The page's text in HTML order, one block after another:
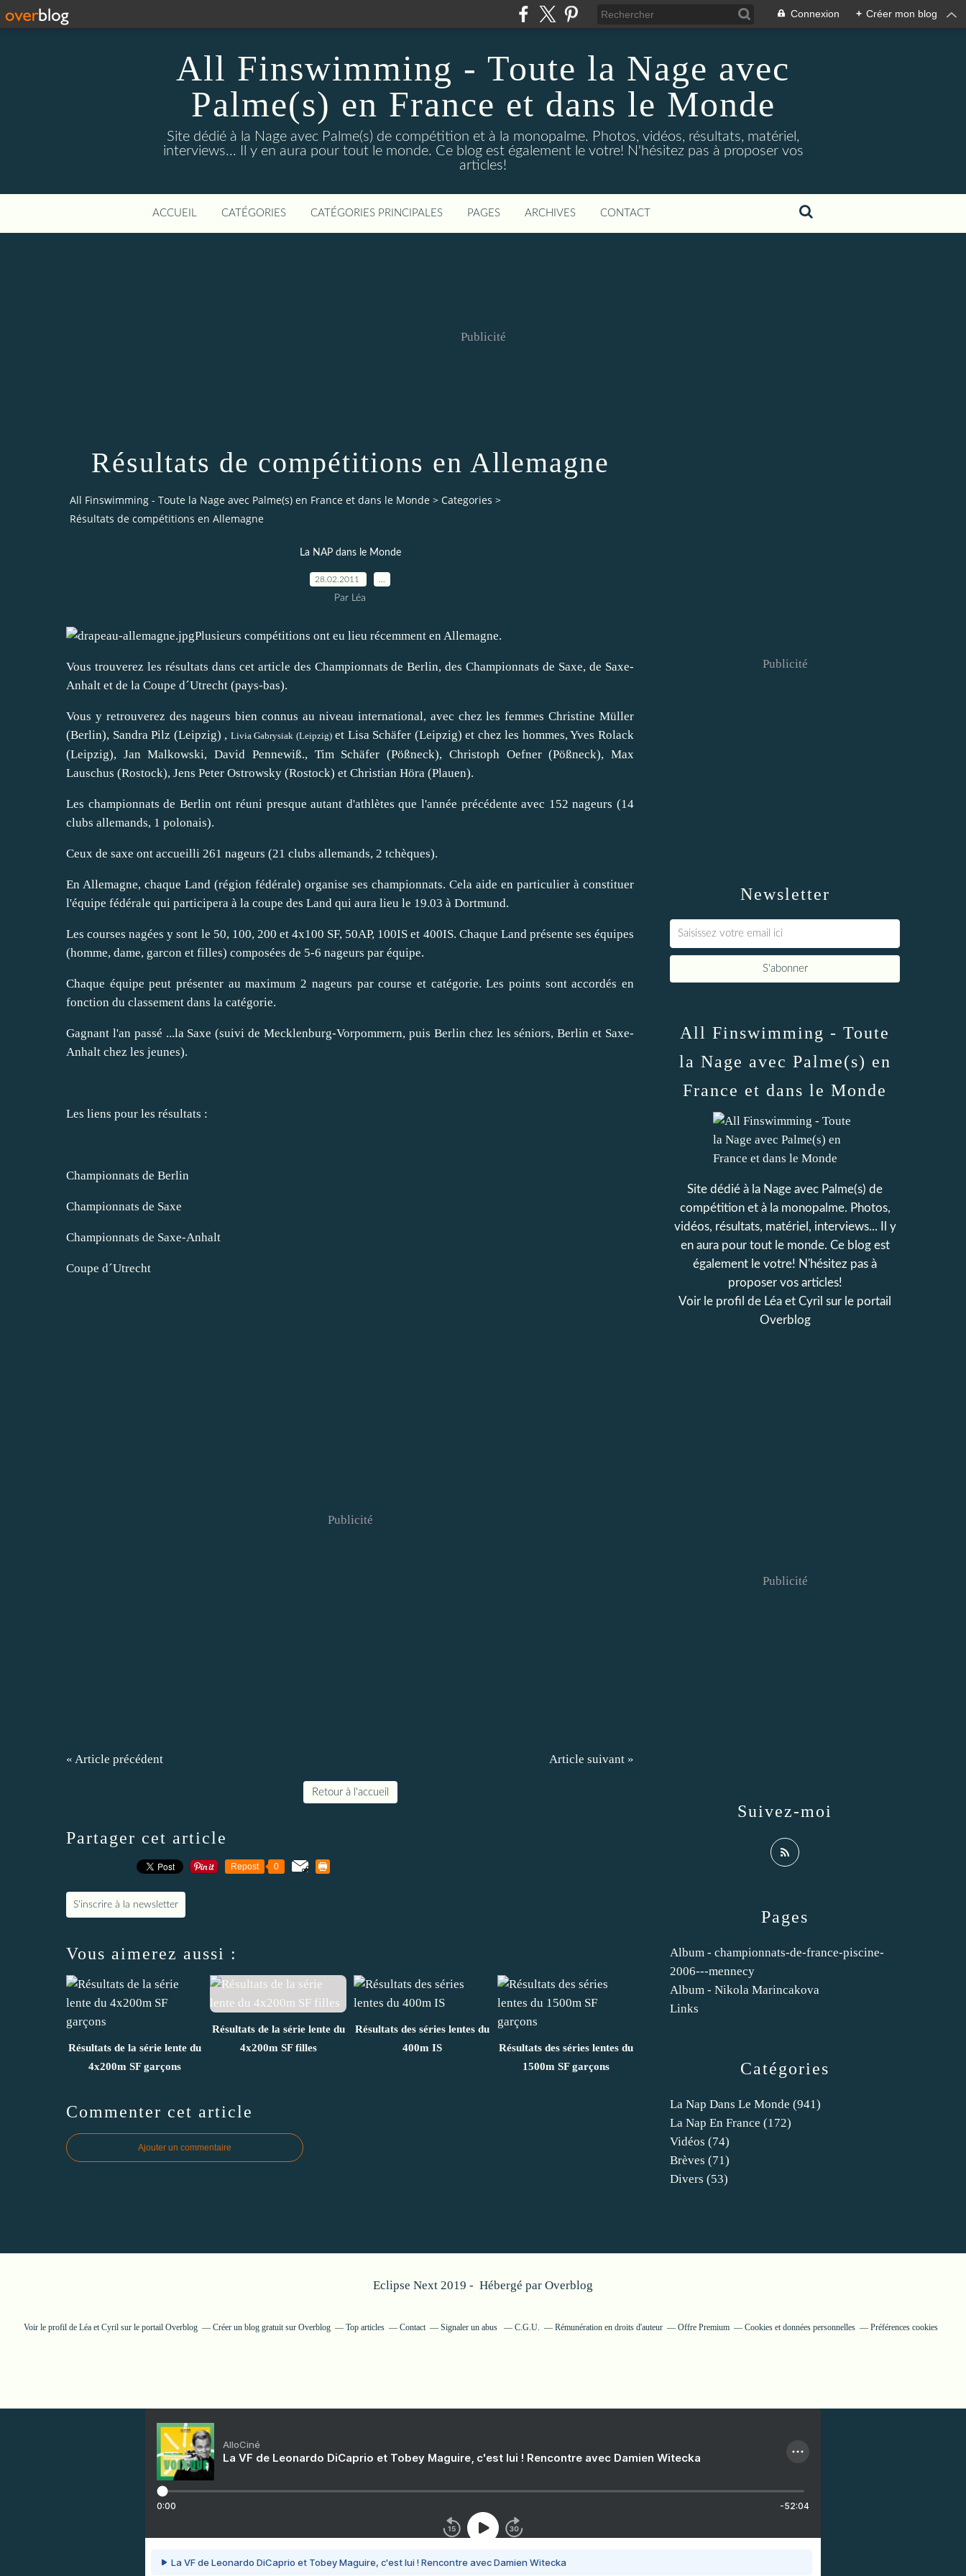
Connexion + Créer mon blog
All Finswimming - Toute la Nage avec
Palme(s) en France et dans le Monde
Site dédié à la Nage avec Palme(s) de compétition et à la monopalme. Photos, vidéos, résultats, matériel,
interviews... Il y en aura pour tout le monde. Ce blog est également le votre! N'hésitez pas à proposer vos
articles!
ACCUEIL CATÉGORIES CATÉGORIES PRINCIPALES PAGES ARCHIVES CONTACT
Publicité
Résultats de compétitions en Allemagne
All Finswimming - Toute la Nage avec Palme(s) en France et dans le Monde > Categories >
Résultats de compétitions en Allemagne
La NAP dans le Monde
28.02.2011
Par Léa
Plusieurs compétitions ont eu lieu récemment en Allemagne.
Vous trouverez les résultats dans cet article des Championnats de Berlin, des Championnats de Saxe, de Saxe-
Anhalt et de la Coupe d´Utrecht (pays-bas).
Vous y retrouverez des nageurs bien connus au niveau international, avec chez les femmes Christine Müller
(Berlin), Sandra Pilz (Leipzig) , Livia Gabrysiak (Leipzig)et Lisa Schäfer (Leipzig) et chez les hommes, Yves Rolack
(Leipzig), Jan Malkowski, David Pennewiß., Tim Schäfer (Pößneck), Christoph Oefner (Pößneck), Max
Lauschus (Rostock), Jens Peter Ostrowsky (Rostock) et Christian Höra (Plauen).
Les championnats de Berlin ont réuni presque autant d'athlètes que l'année précédente avec 152 nageurs (14
clubs allemands, 1 polonais).
Ceux de saxe ont accueilli 261 nageurs (21 clubs allemands, 2 tchèques).
En Allemagne, chaque Land (région fédérale) organise ses championnats. Cela aide en particulier à constituer
l'équipe fédérale qui participera à la coupe des Land qui aura lieu le 19.03 à Dortmund.
Les courses nagées y sont le 50, 100, 200 et 4x100 SF, 50AP, 100IS et 400IS. Chaque Land présente ses équipes
(homme, dame, garcon et filles) composées de 5-6 nageurs par équipe.
Chaque équipe peut présenter au maximum 2 nageurs par course et catégorie. Les points sont accordés en
fonction du classement dans la catégorie.
Gagnant l'an passé ...la Saxe (suivi de Mecklenburg-Vorpommern, puis Berlin chez les séniors, Berlin et Saxe-
Anhalt chez les jeunes).
Les liens pour les résultats :
Championnats de Berlin
Championnats de Saxe
Championnats de Saxe-Anhalt
Coupe d´Utrecht
Publicité
« Article précédent Article suivant »
Retour à l'accueil
Partager cet article
Repost 0
S'inscrire à la newsletter
Vous aimerez aussi :
Résultats de la série lente du
4x200m SF garçons
Résultats de la série lente du
4x200m SF filles
Résultats des séries lentes du
400m IS
Résultats des séries lentes du
1500m SF garçons
Commenter cet article
Ajouter un commentaire
Newsletter
Publicité
Catégories
La Nap Dans Le Monde (941)
La Nap En France (172)
Vidéos (74)
Brèves (71)
Divers (53)
Pages
Album - championnats-de-france-piscine-
2006---mennecy
Album - Nikola Marincakova
Links
All Finswimming - Toute
la Nage avec Palme(s) en
France et dans le Monde
Site dédié à la Nage avec Palme(s) de
compétition et à la monopalme. Photos,
vidéos, résultats, matériel, interviews... Il y
en aura pour tout le monde. Ce blog est
également le votre! N'hésitez pas à
proposer vos articles!
Voir le profil de Léa et Cyril sur le portail
Overblog
Suivez-moi
Publicité
Eclipse Next 2019 - Hébergé par Overblog
Voir le profil de Léa et Cyril sur le portail Overblog Créer un blog gratuit sur Overblog Top articles Contact Signaler un abus C.G.U. Rémunération en droits d'auteur Offre Premium Cookies et données personnelles Préférences cookies
AlloCiné
La VF de Leonardo DiCaprio et Tobey Maguire, c'est lui ! Rencontre avec Damien Witecka
0:00 -52:04
La VF de Leonardo DiCaprio et Tobey Maguire, c'est lui ! Rencontre avec Damien Witecka